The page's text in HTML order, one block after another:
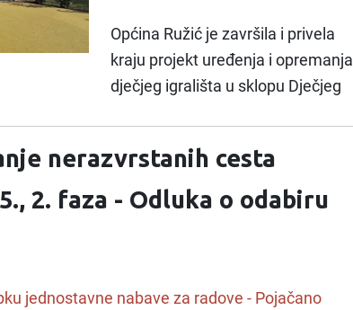
Općina Ružić je završila i privela
kraju projekt uređenja i opremanja
dječjeg igrališta u sklopu Dječjeg
nerazvrstanih cesta
2. faza - Odluka o odabiru
jednostavne nabave za radove - Pojačano